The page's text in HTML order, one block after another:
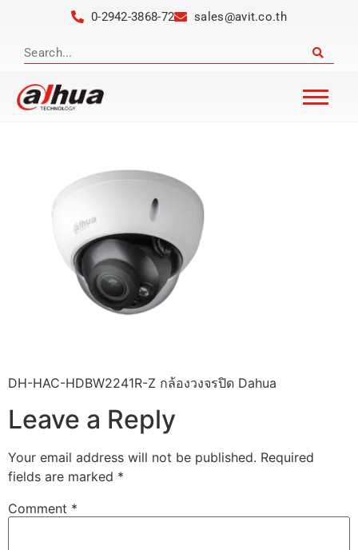
0-2942-3868-72 sales@avit.co.th
DH-HAC-HDBW2241R-Z กล้องวงจรปิด Dahua
Leave a Reply
Your email address will not be published. Required
fields are marked *
Comment *